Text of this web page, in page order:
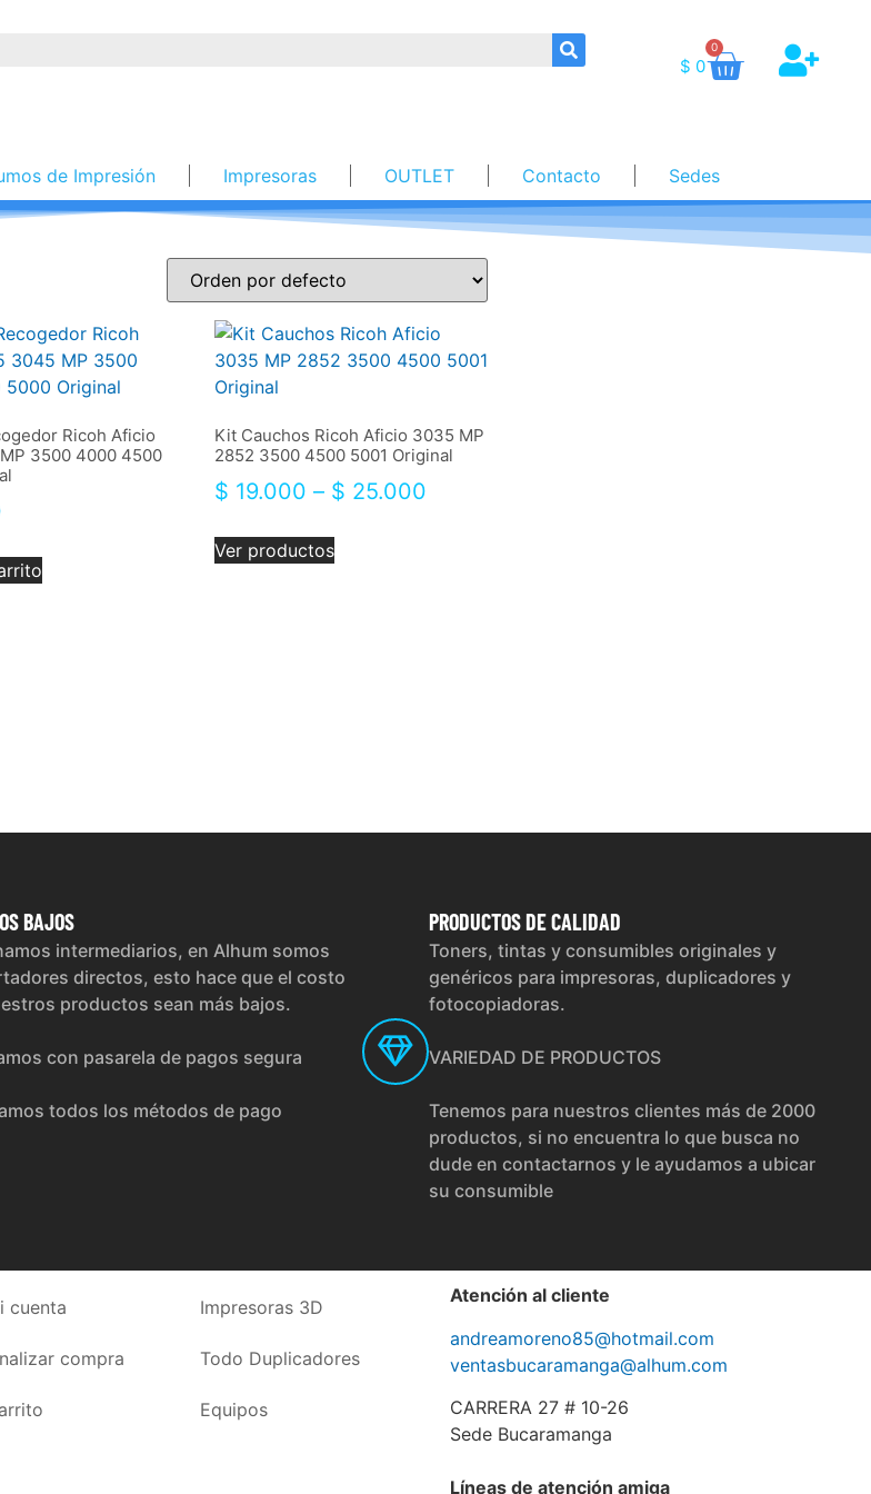
$ 0
0
de Impresión Impresoras OUTLET Contacto Sedes
Ricoh Aficio
3500 4000 4500
Kit Cauchos Ricoh Aficio 3035 MP
2852 3500 4500 5001 Original
$ 19.000 – $ 25.000
Ver productos
BAJOS
intermediarios, en Alhum somos
directos, esto hace que el costo
productos sean más bajos.
con pasarela de pagos segura
todos los métodos de pago
PRODUCTOSDE CALIDAD
Toners, tintas y consumibles originales y
genéricos para impresoras, duplicadores y
fotocopiadoras.
VARIEDAD DE PRODUCTOS
Tenemos para nuestros clientes más de 2000
productos, si no encuentra lo que busca no
dude en contactarnos y le ayudamos a ubicar
su consumible
cuenta
compra
Impresoras 3D
Todo Duplicadores
Equipos
Atención al cliente
andreamoreno85@hotmail.com
ventasbucaramanga@alhum.com
CARRERA 27 # 10-26
Sede Bucaramanga
Líneas de atención amiga